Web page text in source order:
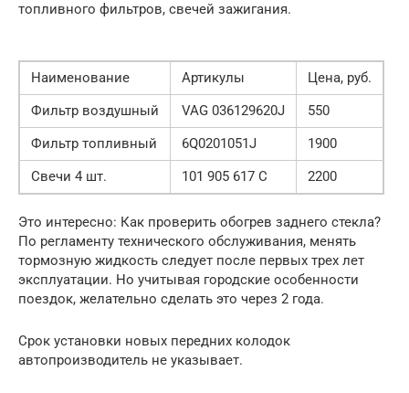
топливного фильтров, свечей зажигания.
Наименование Артикулы
Цена, руб.
Фильтр воздушный
VAG 036129620J
550
Фильтр топливный
6Q0201051J
1900
Свечи 4 шт.
101 905 617 C 2200
Это интересно: Как проверить обогрев заднего стекла?
По регламенту технического обслуживания, менять
тормозную жидкость следует после первых трех лет
эксплуатации. Но учитывая городские особенности
поездок, желательно сделать это через 2 года.
Срок установки новых передних колодок
автопроизводитель не указывает.